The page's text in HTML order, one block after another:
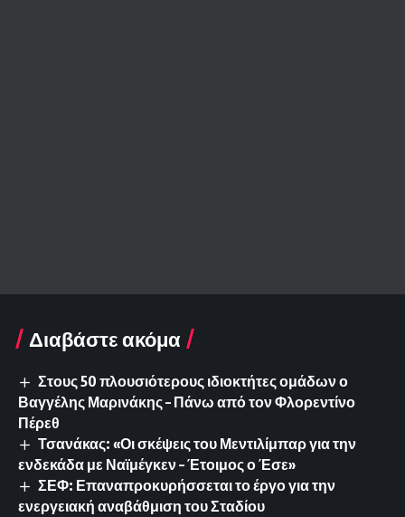
Διαβάστε ακόμα
Στους 50 πλουσιότερους ιδιοκτήτες ομάδων ο
Βαγγέλης Μαρινάκης – Πάνω από τον Φλορεντίνο
Πέρεθ
Τσανάκας: «Οι σκέψεις του Μεντιλίμπαρ για την
ενδεκάδα με Ναϊμέγκεν – Έτοιμος ο Έσε»
ΣΕΦ: Επαναπροκυρήσσεται το έργο για την
ενεργειακή αναβάθμιση του Σταδίου